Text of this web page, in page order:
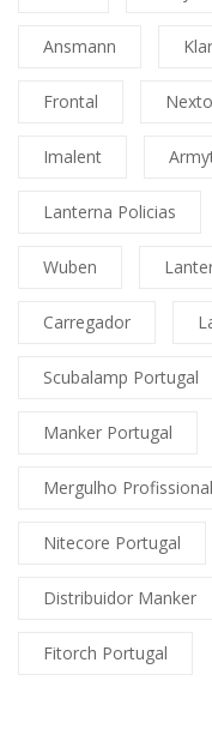
Ansmann
Frontal
Imalent
Lanterna Policias
Wuben
Carregador
Scubalamp Portugal
Manker Portugal
Mergulho Profissional
Nitecore Portugal
Distribuidor Manker
Fitorch Portugal